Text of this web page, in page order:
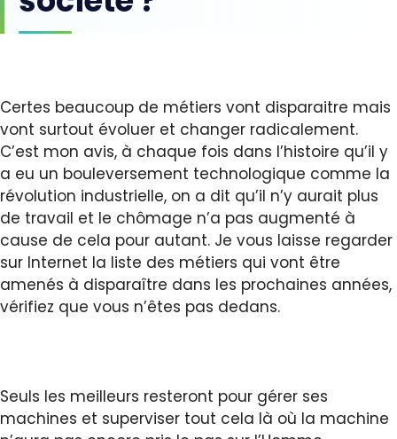
Certes beaucoup de métiers vont disparaitre mais
vont surtout évoluer et changer radicalement.
C’est mon avis, à chaque fois dans l’histoire qu’il y
a eu un bouleversement technologique comme la
révolution industrielle, on a dit qu’il n’y aurait plus
de travail et le chômage n’a pas augmenté à
cause de cela pour autant. Je vous laisse regarder
sur Internet la liste des métiers qui vont être
amenés à disparaître dans les prochaines années,
vérifiez que vous n’êtes pas dedans.
Seuls les meilleurs resteront pour gérer ses
machines et superviser tout cela là où la machine